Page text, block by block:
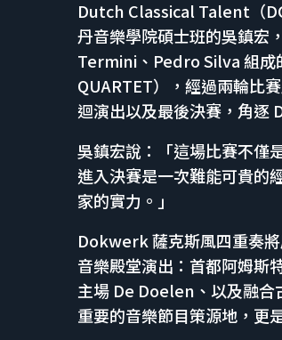
Dutch Classical Talent（
丹音樂學院碩士班的吳鎮宏
Termini、Pedro Silva 組成
QUARTET），經過兩輪比
迴演出以及最後決賽，角逐
吳鎮宏說：「這場比賽不僅
進入決賽是一次難能可貴的
家的實力。」
Dokwerk 薩克斯風四重奏
音樂殿堂演出：首都阿姆
主場 De Doelen、以及融
重要的音樂節目策源地，更